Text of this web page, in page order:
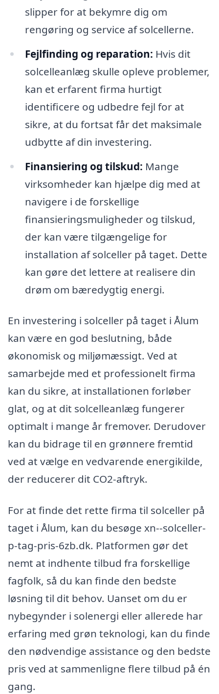
slipper for at bekymre dig om
rengøring og service af solcellerne.
Fejlfinding og reparation: Hvis dit
solcelleanlæg skulle opleve problemer,
kan et erfarent firma hurtigt
identificere og udbedre fejl for at
sikre, at du fortsat får det maksimale
udbytte af din investering.
Finansiering og tilskud: Mange
virksomheder kan hjælpe dig med at
navigere i de forskellige
finansieringsmuligheder og tilskud,
der kan være tilgængelige for
installation af solceller på taget. Dette
kan gøre det lettere at realisere din
drøm om bæredygtig energi.
En investering i solceller på taget i Ålum
kan være en god beslutning, både
økonomisk og miljømæssigt. Ved at
samarbejde med et professionelt firma
kan du sikre, at installationen forløber
glat, og at dit solcelleanlæg fungerer
optimalt i mange år fremover. Derudover
kan du bidrage til en grønnere fremtid
ved at vælge en vedvarende energikilde,
der reducerer dit CO2-aftryk.
For at finde det rette firma til solceller på
taget i Ålum, kan du besøge xn--solceller-
p-tag-pris-6zb.dk. Platformen gør det
nemt at indhente tilbud fra forskellige
fagfolk, så du kan finde den bedste
løsning til dit behov. Uanset om du er
nybegynder i solenergi eller allerede har
erfaring med grøn teknologi, kan du finde
den nødvendige assistance og den bedste
pris ved at sammenligne flere tilbud på én
gang.